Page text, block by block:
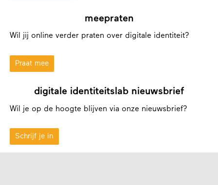
meepraten
Wil jij online verder praten over digitale identiteit?
Praat mee
digitale identiteitslab nieuwsbrief
Wil je op de hoogte blijven via onze nieuwsbrief?
Schrijf je in